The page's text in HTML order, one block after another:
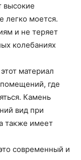
высокие
легко моется.
и не теряет
колебаниях
материал
где
Камень
вид при
также имеет
современный и